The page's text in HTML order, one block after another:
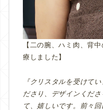
【二の腕、ハミ肉、背
療しました】
『クリスタルを受けて
ださり、デザインくだ
て、嬉しいです。前々